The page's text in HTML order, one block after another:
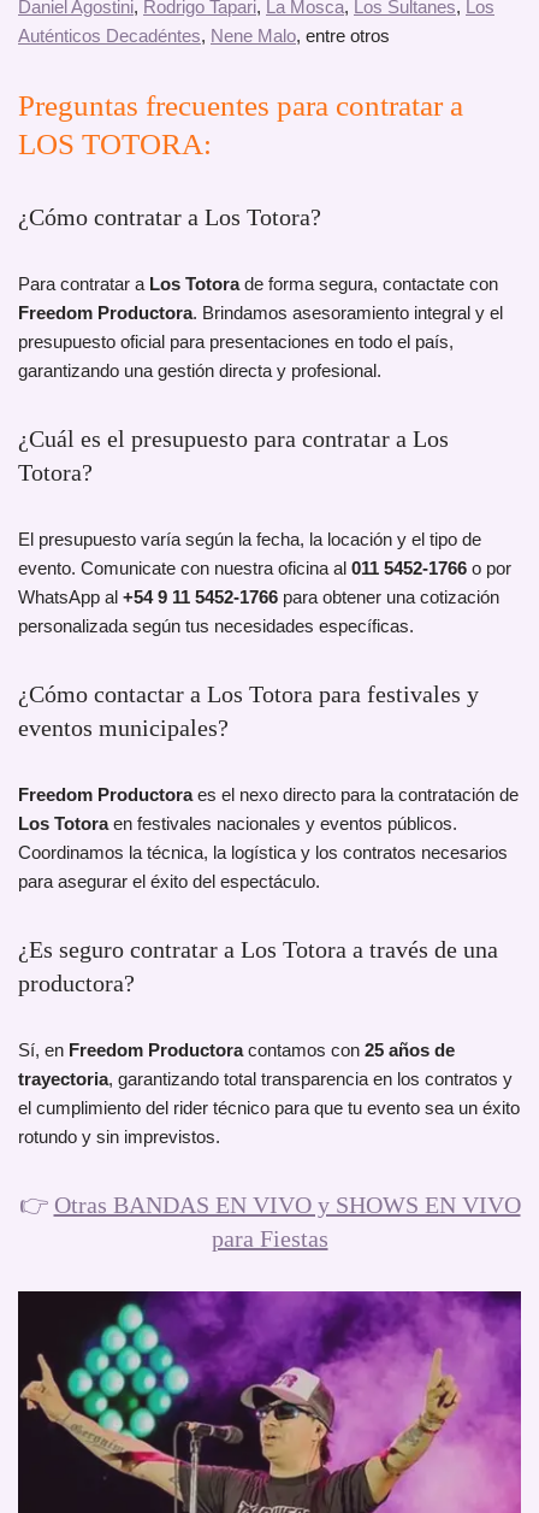
Daniel Agostini, Rodrigo Tapari, La Mosca, Los Sultanes,
Los
Auténticos Decadéntes, Nene Malo, entre otros
Preguntas frecuentes para contratar a
LOS TOTORA:
¿Cómo contratar a Los Totora?
Para contratar a Los Totorade forma segura, contactate con
Freedom Productora. Brindamos asesoramiento integral y el
presupuesto oficial para presentaciones en todo el país,
garantizando una gestión directa y profesional.
¿Cuál es el presupuesto para contratar a Los
Totora?
El presupuesto varía según la fecha, la locación y el tipo de
evento. Comunicate con nuestra oficina al 011 5452-1766 o por
WhatsApp al +54 9 11 5452-1766 para obtener una cotización
personalizada según tus necesidades específicas.
¿Cómo contactar a Los Totora para festivales y
eventos municipales?
Freedom Productoraes el nexo directo para la contratación de
Los Totoraen festivales nacionales y eventos públicos.
Coordinamos la técnica, la logística y los contratos necesarios
para asegurar el éxito del espectáculo.
¿Es seguro contratar a Los Totora a través de una
productora?
Sí, en Freedom Productoracontamos con 25 años de
trayectoria, garantizando total transparencia en los contratos y
el cumplimiento del rider técnico para que tu evento sea un éxito
rotundo y sin imprevistos.
👉 Otras BANDAS EN VIVO y SHOWS EN VIVO
para Fiestas